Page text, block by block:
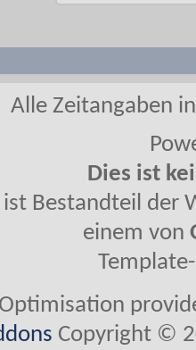
Alle Zeitangaben
Dies ist
ist Bestandteil der
einem von
Optimisation
Copyright ©